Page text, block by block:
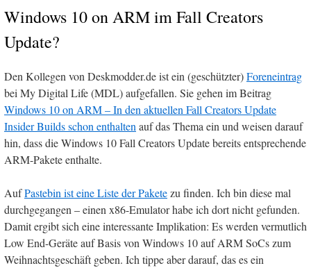
Windows 10 on ARM im Fall Creators
Update?
Den Kollegen von Deskmodder.de ist ein (geschützter)Foreneintrag
bei My Digital Life (MDL) aufgefallen. Sie gehen im Beitrag
Windows 10 on ARM – In den aktuellen Fall Creators Update
Insider Builds schon enthaltenauf das Thema ein und weisen darauf
hin, dass die Windows 10 Fall Creators Update bereits entsprechende
ARM-Pakete enthalte.
AufPastebin ist eine Liste der Paketezu finden. Ich bin diese mal
durchgegangen – einen x86-Emulator habe ich dort nicht gefunden.
Damit ergibt sich eine interessante Implikation: Es werden vermutlich
Low End-Geräte auf Basis von Windows 10 auf ARM SoCs zum
Weihnachtsgeschäft geben. Ich tippe aber darauf, das es ein